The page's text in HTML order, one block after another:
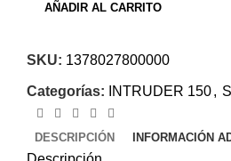
AÑADIR AL CARRITO
SKU: 1378027800000
Categorías: INTRUDER 150,
DESCRIPCIÓN INFORMACIÓN